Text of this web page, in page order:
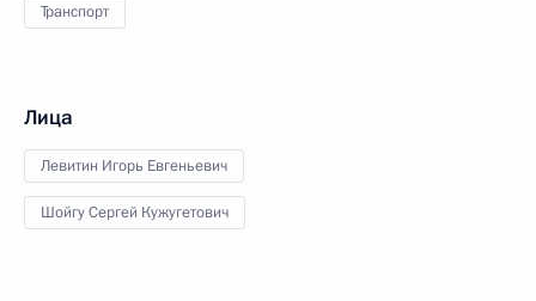
Транспорт
Лица
Левитин Игорь Евгеньевич
Шойгу Сергей Кужугетович